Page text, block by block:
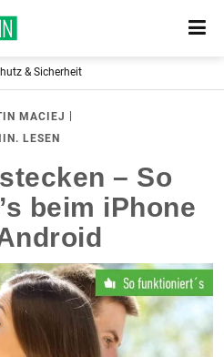
& Sicherheit
MACIEJ
LESEN
– So
beim iPhone